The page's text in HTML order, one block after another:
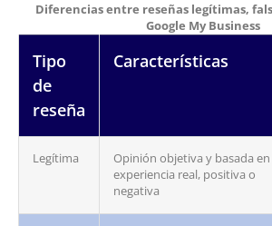
Diferencias entre reseñas legítimas,
Google My Business
Tipo
de
reseña
Características
Legítima
Opinión objetiva y basada en
experiencia real, positiva o
negativa